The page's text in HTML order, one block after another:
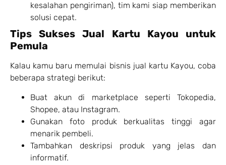
kesalahan pengiriman), tim kami siap memberikan
solusi cepat.
Tips Sukses Jual Kartu Kayou untuk
Pemula
Kalau kamu baru memulai bisnis jual kartu Kayou, coba
beberapa strategi berikut:
Buat akun di marketplace seperti Tokopedia,
Shopee, atau Instagram.
Gunakan foto produk berkualitas tinggi agar
menarik pembeli.
Tambahkan deskripsi produk yang jelas dan
informatif.